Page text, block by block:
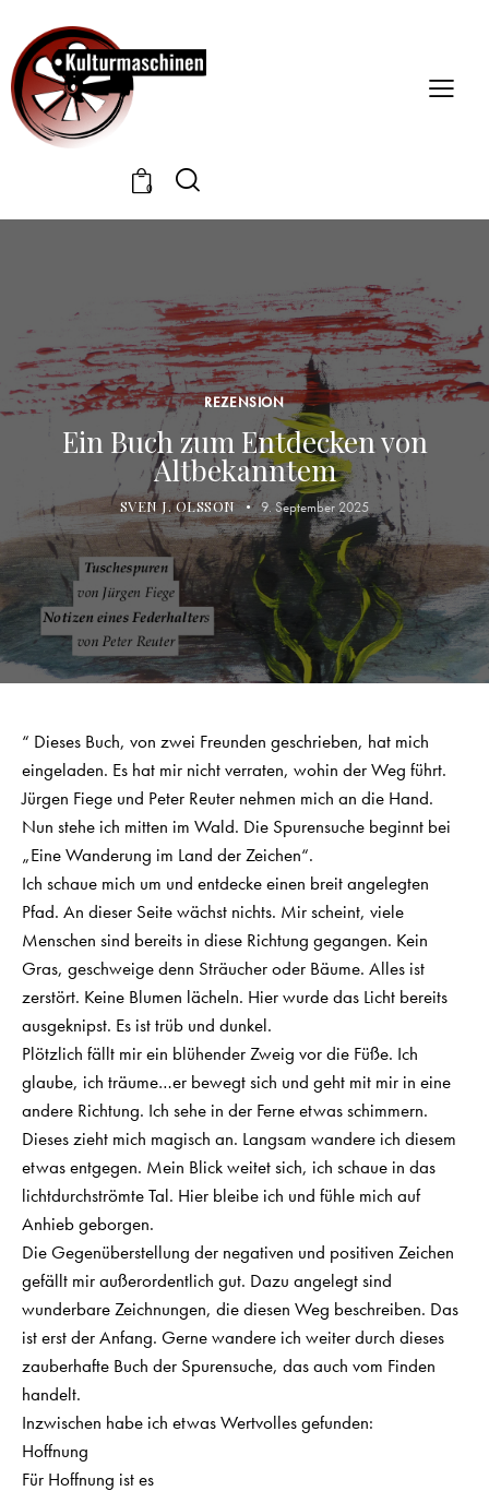
0
REZENSION
Ein Buch zum Entdecken von
Altbekanntem
SVEN J. OLSSON 9. September 2025
“ Dieses Buch, von zwei Freunden geschrieben, hat mich
eingeladen. Es hat mir nicht verraten, wohin der Weg führt.
Jürgen Fiege und Peter Reuter nehmen mich an die Hand.
Nun stehe ich mitten im Wald. Die Spurensuche beginnt bei
„Eine Wanderung im Land der Zeichen“.
Ich schaue mich um und entdecke einen breit angelegten
Pfad. An dieser Seite wächst nichts. Mir scheint, viele
Menschen sind bereits in diese Richtung gegangen. Kein
Gras, geschweige denn Sträucher oder Bäume. Alles ist
zerstört. Keine Blumen lächeln. Hier wurde das Licht bereits
ausgeknipst. Es ist trüb und dunkel.
Plötzlich fällt mir ein blühender Zweig vor die Füße. Ich
glaube, ich träume…er bewegt sich und geht mit mir in eine
andere Richtung. Ich sehe in der Ferne etwas schimmern.
Dieses zieht mich magisch an. Langsam wandere ich diesem
etwas entgegen. Mein Blick weitet sich, ich schaue in das
lichtdurchströmte Tal. Hier bleibe ich und fühle mich auf
Anhieb geborgen.
Die Gegenüberstellung der negativen und positiven Zeichen
gefällt mir außerordentlich gut. Dazu angelegt sind
wunderbare Zeichnungen, die diesen Weg beschreiben. Das
ist erst der Anfang. Gerne wandere ich weiter durch dieses
zauberhafte Buch der Spurensuche, das auch vom Finden
handelt.
Inzwischen habe ich etwas Wertvolles gefunden:
Hoffnung
Für Hoffnung ist es